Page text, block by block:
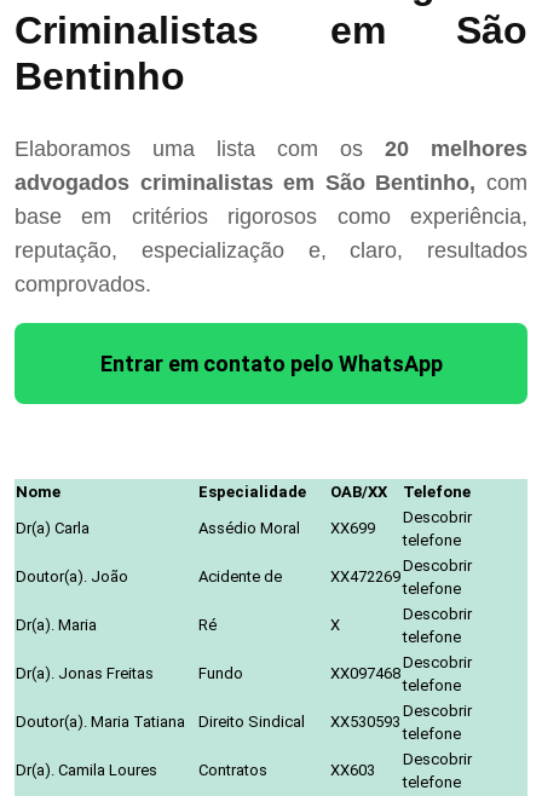
Criminalistas em São
Bentinho
Elaboramos uma lista com os 20 melhores
advogados criminalistas em São Bentinho, com
base em critérios rigorosos como experiência,
reputação, especialização e, claro, resultados
comprovados.
Entrar em contato pelo WhatsApp
Nome Especialidade OAB/XX
Telefone
Dr(a) Carla
Assédio Moral XX699
Descobrir
telefone
Doutor(a). João
Acidente de XX472269
Descobrir
telefone
Dr(a). Maria
Ré X
Descobrir
telefone
Dr(a). Jonas Freitas
Fundo XX097468
Descobrir
telefone
Doutor(a). Maria Tatiana
Direito Sindical XX530593
Descobrir
telefone
Dr(a). Camila Loures
Contratos XX603
Descobrir
telefone